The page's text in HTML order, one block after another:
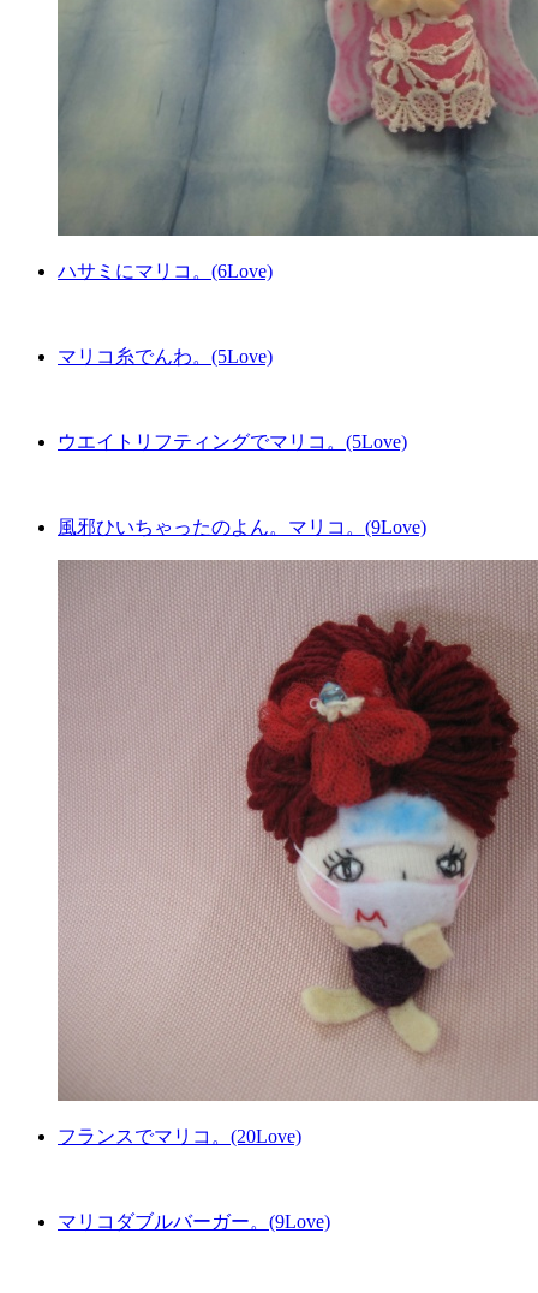
ハサミにマリコ。(6Love)
マリコ糸でんわ。(5Love)
ウエイトリフティングでマリコ。(5Love)
風邪ひいちゃったのよん。マリコ。(9Love)
フランスでマリコ。(20Love)
マリコダブルバーガー。(9Love)